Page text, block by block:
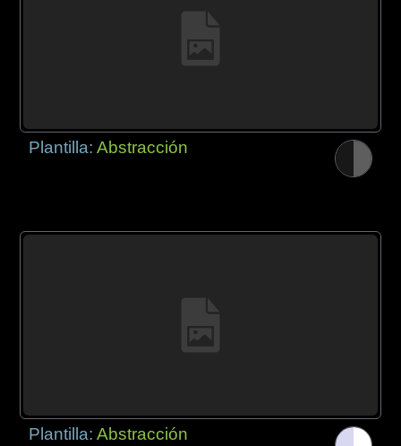
Plantilla:Abstracción
Plantilla:Abstracción